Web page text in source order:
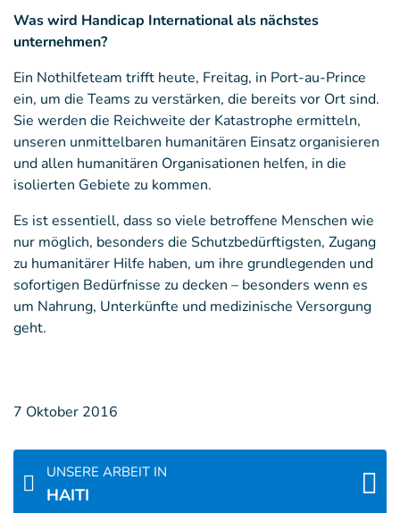
Was wird Handicap International als nächstes
unternehmen?
Ein Nothilfeteam trifft heute, Freitag, in Port-au-Prince
ein, um die Teams zu verstärken, die bereits vor Ort sind.
Sie werden die Reichweite der Katastrophe ermitteln,
unseren unmittelbaren humanitären Einsatz organisieren
und allen humanitären Organisationen helfen, in die
isolierten Gebiete zu kommen.
Es ist essentiell, dass so viele betroffene Menschen wie
nur möglich, besonders die Schutzbedürftigsten, Zugang
zu humanitärer Hilfe haben, um ihre grundlegenden und
sofortigen Bedürfnisse zu decken – besonders wenn es
um Nahrung, Unterkünfte und medizinische Versorgung
geht.
7 Oktober 2016
UNSERE ARBEIT IN
HAITI